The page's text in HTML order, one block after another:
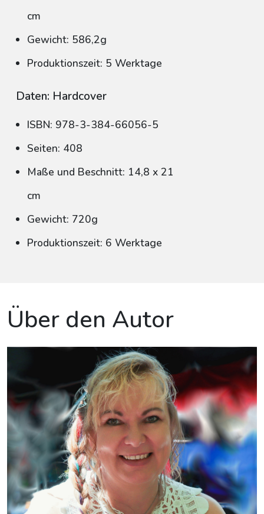
cm
Gewicht: 586,2g
Produktionszeit: 5 Werktage
Daten: Hardcover
ISBN: 978-3-384-66056-5
Seiten: 408
Maße und Beschnitt: 14,8 x 21
cm
Gewicht: 720g
Produktionszeit: 6 Werktage
Über den Autor